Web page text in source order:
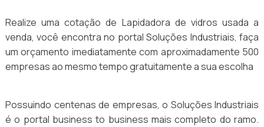
Realize uma cotação de Lapidadora de vidros usada a
venda, você encontra no portal Soluções Industriais, faça
um orçamento imediatamente com aproximadamente 500
empresas ao mesmo tempo gratuitamente a sua escolha
Possuindo centenas de empresas, o Soluções Industriais
é o portal business to business mais completo do ramo.